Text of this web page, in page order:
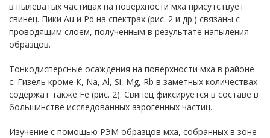
в пылеватых частицах на поверхности мха присутствует
свинец. Пики Au и Pd на спектрах (рис. 2 и др.) связаны с
проводящим слоем, полученным в результате напыления
образцов.
Тонкодисперсные осаждения на поверхности мха в районе
с. Гизель кроме К, Na, Al, Si, Mg, Rb в заметных количествах
содержат также Fe (рис. 2). Свинец фиксируется в составе в
большинстве исследованных аэрогенных частиц.
Изучение с помощью РЭМ образцов мха, собранных в зоне